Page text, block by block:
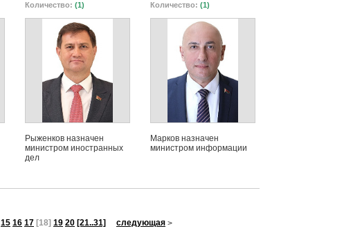
Количество: (1)
Рыженков назначен
министром иностранных
дел
Количество: (1)
Марков назначен
министром информации
15 16 17 [18] 19 20 [21..31] следующая >